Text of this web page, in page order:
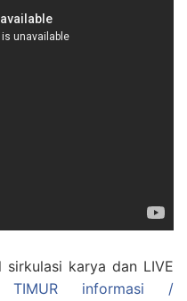
sirkulasi karya dan LIVE
TIMUR informasi /